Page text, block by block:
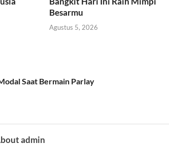
Besarmu
Agustus 5, 2026
Saat Bermain Parlay
admin